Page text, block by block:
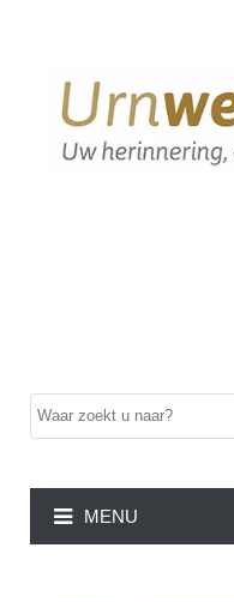
MENU